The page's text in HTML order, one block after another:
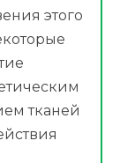
этого
тканей